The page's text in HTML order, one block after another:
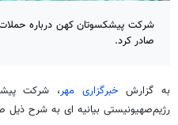
شرکت پیشکسوتان کهن درباره
صادر کرد.
به گزارش خبرگزاری مهر، شرکت
رژیم‌صهیونیستی بیانیه ای به شرح ذیل